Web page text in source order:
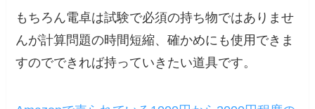
もちろん電卓は試験で必須の持ち物ではありませ
んが計算問題の時間短縮、確かめにも使用できま
すのでできれば持っていきたい道具です。